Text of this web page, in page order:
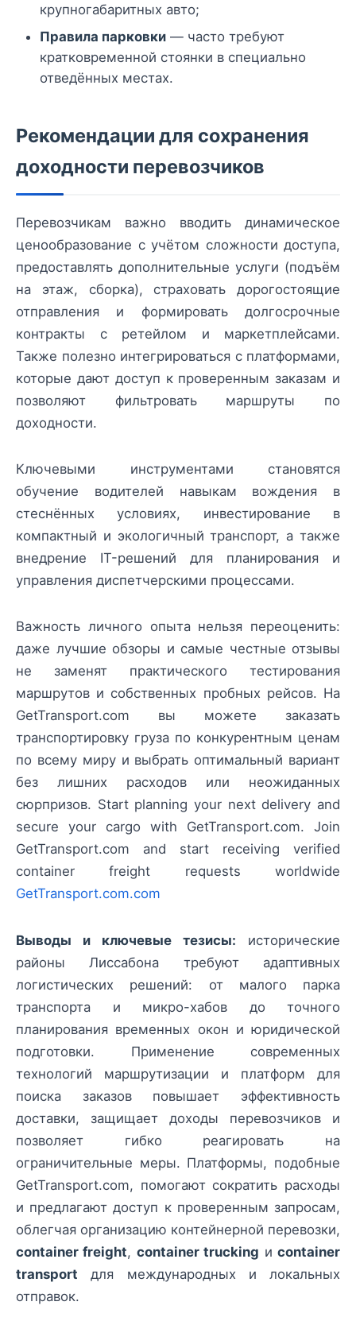
крупногабаритных авто;
Правила парковки — часто требуют
кратковременной стоянки в специально
отведённых местах.
Рекомендации для сохранения
доходности перевозчиков
Перевозчикам важно вводить динамическое
ценообразование с учётом сложности доступа,
предоставлять дополнительные услуги (подъём
на этаж, сборка), страховать дорогостоящие
отправления и формировать долгосрочные
контракты с ретейлом и маркетплейсами.
Также полезно интегрироваться с платформами,
которые дают доступ к проверенным заказам и
позволяют фильтровать маршруты по
доходности.
Ключевыми инструментами становятся
обучение водителей навыкам вождения в
стеснённых условиях, инвестирование в
компактный и экологичный транспорт, а также
внедрение IT-решений для планирования и
управления диспетчерскими процессами.
Важность личного опыта нельзя переоценить:
даже лучшие обзоры и самые честные отзывы
не заменят практического тестирования
маршрутов и собственных пробных рейсов. На
GetTransport.com вы можете заказать
транспортировку груза по конкурентным ценам
по всему миру и выбрать оптимальный вариант
без лишних расходов или неожиданных
сюрпризов. Start planning your next delivery and
secure your cargo with GetTransport.com. Join
GetTransport.com and start receiving verified
container freight requests worldwide
GetTransport.com.com
Выводы и ключевые тезисы: исторические
районы Лиссабона требуют адаптивных
логистических решений: от малого парка
транспорта и микро-хабов до точного
планирования временных окон и юридической
подготовки. Применение современных
технологий маршрутизации и платформ для
поиска заказов повышает эффективность
доставки, защищает доходы перевозчиков и
позволяет гибко реагировать на
ограничительные меры. Платформы, подобные
GetTransport.com, помогают сократить расходы
и предлагают доступ к проверенным запросам,
облегчая организацию контейнерной перевозки,
container freight, container trucking иcontainer
transport для международных и локальных
отправок.